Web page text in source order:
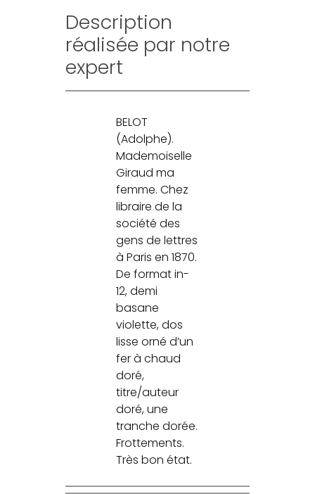
Description
réalisée par notre
expert
BELOT
(Adolphe).
Mademoiselle
Giraud ma
femme. Chez
libraire de la
société des
gens de lettres
à Paris en 1870.
De format in-
12, demi
basane
violette, dos
lisse orné d’un
fer à chaud
doré,
titre/auteur
doré, une
tranche dorée.
Frottements.
Très bon état.